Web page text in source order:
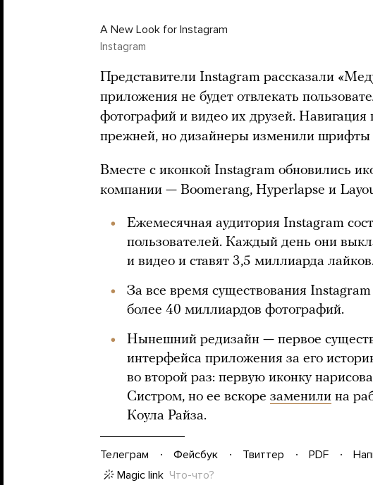
A New Look for Instagram
Instagram
Представители Instagram рассказали
приложения не будет отвлекать
фотографий и видео их друзей.
прежней, но дизайнеры изменили шрифты
Вместе с иконкой Instagram обновились
компании — Boomerang, Hyperlapse и
Ежемесячная аудитория Instagram
пользователей. Каждый день они
и видео и ставят 3,5 миллиарда лайков.
За все время существования
более 40 миллиардов фотографий.
Нынешний редизайн — первое
интерфейса приложения за его
во второй раз: первую иконку
Систром, но ее вскоре заменили на
Коула Райза.
Телеграм Фейсбук Твиттер PDF
Magic link Что-что?